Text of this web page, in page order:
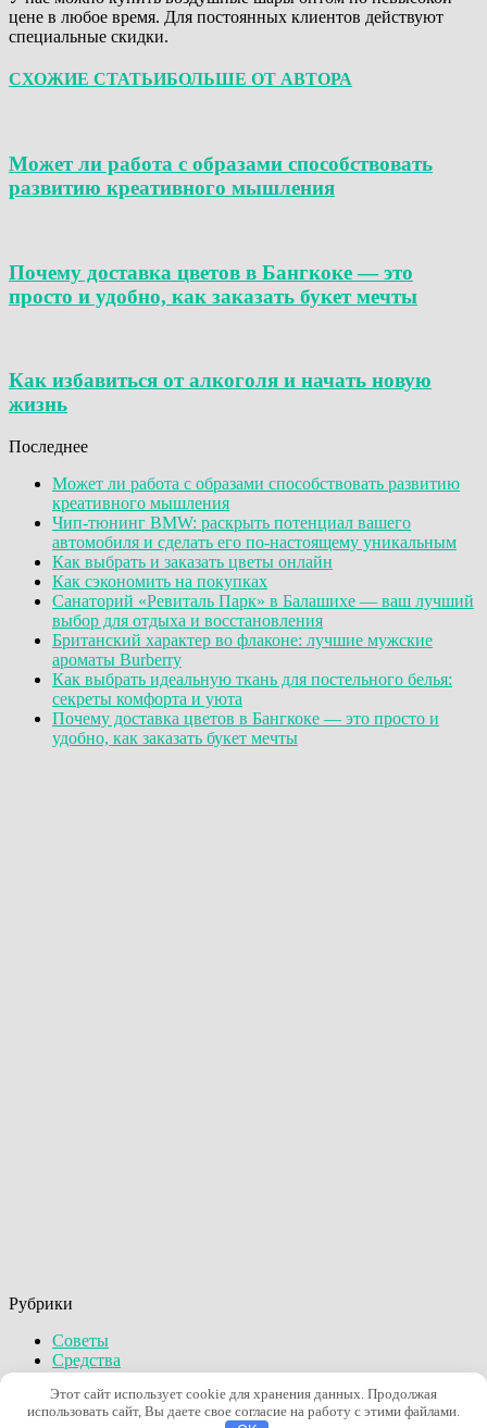
цене в любое время. Для постоянных клиентов действуют
специальные скидки.
СХОЖИЕ СТАТЬИБОЛЬШЕ ОТ АВТОРА
Может ли работа с образами способствовать
развитию креативного мышления
Почему доставка цветов в Бангкоке — это
просто и удобно, как заказать букет мечты
Как избавиться от алкоголя и начать новую
жизнь
Последнее
Может ли работа с образами способствовать развитию
креативного мышления
Чип-тюнинг BMW: раскрыть потенциал вашего
автомобиля и сделать его по-настоящему уникальным
Как выбрать и заказать цветы онлайн
Как сэкономить на покупках
Санаторий «Ревиталь Парк» в Балашихе — ваш лучший
выбор для отдыха и восстановления
Британский характер во флаконе: лучшие мужские
ароматы Burberry
Как выбрать идеальную ткань для постельного белья:
секреты комфорта и уюта
Почему доставка цветов в Бангкоке — это просто и
удобно, как заказать букет мечты
Рубрики
Советы
Средства
Уход
Этот сайт использует cookie для хранения данных. Продолжая
использовать сайт, Вы даете свое согласие на работу с этими файлами.